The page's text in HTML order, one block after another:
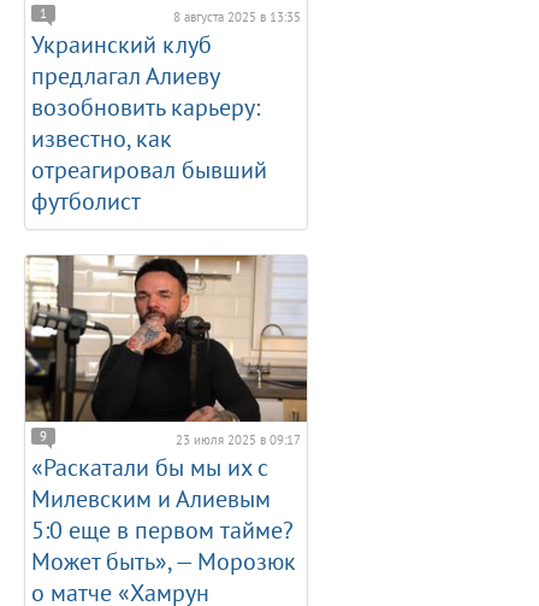
1 8 августа 2025 в 13:35
Украинский клуб
предлагал Алиеву
возобновить карьеру:
известно, как
отреагировал бывший
футболист
9 23 июля 2025 в 09:17
«Раскатали бы мы их с
Милевским и Алиевым
5:0 еще в первом тайме?
Может быть», — Морозюк
о матче «Хамрун